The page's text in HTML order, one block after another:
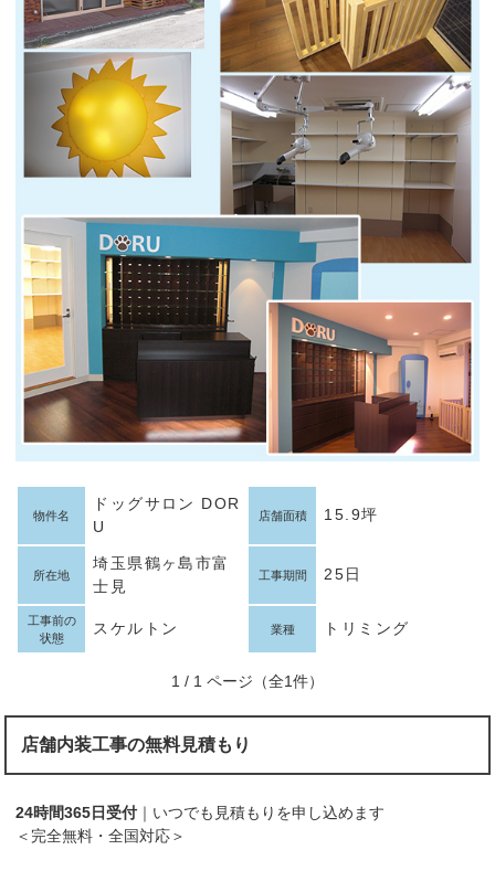
物件名
ドッグサロン DOR
U
店舗面積 15.9坪
所在地
埼玉県鶴ヶ島市富
士見
工事期間 25日
工事前の
状態
スケルトン 業種 トリミング
1 / 1 ページ（全1件）
店舗内装工事の無料見積もり
24時間365日受付 ｜いつでも見積もりを申し込めます
＜完全無料・全国対応＞